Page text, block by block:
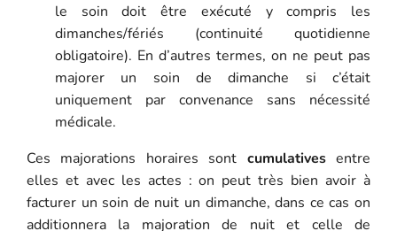
le soin doit être exécuté y compris les
dimanches/fériés (continuité quotidienne
obligatoire). En d’autres termes, on ne peut pas
majorer un soin de dimanche si c’était
uniquement par convenance sans nécessité
médicale.
Ces majorations horaires sont cumulativesentre
elles et avec les actes : on peut très bien avoir à
facturer un soin de nuit un dimanche, dans ce cas on
additionnera la majoration de nuit et celle de